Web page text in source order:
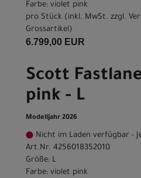
Farbe: violet pink
pro Stück (inkl. MwSt. zzgl.
Grossartikel)
6.799,00 EUR
Scott
pink - L
Modelljahr 2026
Nicht im Laden verfügbar -
Art.Nr. 4256018352010
Größe: L
Farbe: violet pink